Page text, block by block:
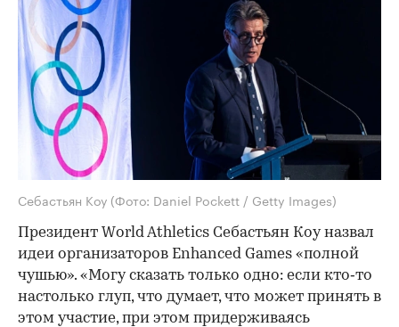
Себастьян Коу (Фото: Daniel Pockett / Getty Images)
Президент World Athletics Себастьян Коу назвал
идеи организаторов Enhanced Games «полной
чушью». «Могу сказать только одно: если кто‑то
настолько глуп, что думает, что может принять в
этом участие, при этом придерживаясь